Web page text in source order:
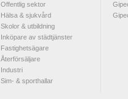
Offentlig sektor
Hälsa & sjukvård
Skolor & utbildning
Inköpare av städtjänster
Fastighetsägare
Återförsäljare
Industri
Sim- & sporthallar